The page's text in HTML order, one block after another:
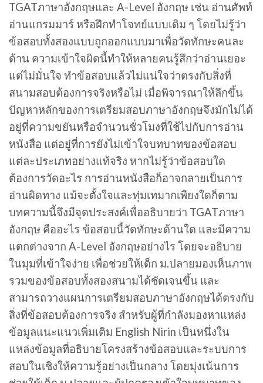
TGATภาษาอังกฤษและ A-Level อังกฤษ เช่น อ่านศัพท์
อ่านแกรมมาร์ หรือฝึกทำโจทย์แบบเดิม ๆ โดยไม่รู้ว่า
ข้อสอบทั้งสองแบบถูกออกแบบมาเพื่อวัดทักษะคนละ
ด้าน ความเข้าใจผิดนี้ทำให้หลายคนรู้สึกว่าอ่านเยอะ
แต่ไม่มั่นใจ ทำข้อสอบแล้วไม่แน่ใจว่าตรงกับสิ่งที่
สนามสอบต้องการจริงหรือไม่ เมื่อพิจารณาให้ลึกขึ้น
ปัญหาหลักของการเตรียมสอบภาษาอังกฤษจึงมักไม่ได้
อยู่ที่ความขยันหรือจำนวนชั่วโมงที่ใช้ไปกับการอ่าน
หนังสือ แต่อยู่ที่การยังไม่เข้าใจบทบาทของข้อสอบ
แต่ละประเภทอย่างแท้จริง หากไม่รู้ว่าข้อสอบใด
ต้องการวัดอะไร การอ่านหนังสือก็อาจกลายเป็นการ
อ่านผิดทาง แม้จะตั้งใจและทุ่มเทมากเพียงใดก็ตาม
บทความนี้จึงมีจุดประสงค์เพื่ออธิบายว่า TGATภาษา
อังกฤษ คืออะไร ข้อสอบนี้วัดทักษะด้านใด และมีความ
แตกต่างจาก A-Level อังกฤษอย่างไร โดยจะอธิบาย
ในมุมที่เข้าใจง่าย เพื่อช่วยให้เด็ก ม.ปลายมองเห็นภาพ
รวมของข้อสอบทั้งสองสนามได้ชัดเจนขึ้น และ
สามารถวางแผนการเตรียมสอบภาษาอังกฤษได้ตรงกับ
สิ่งที่ข้อสอบต้องการจริง สำหรับผู้ที่กำลังมองหาแหล่ง
ข้อมูลแนะแนวเพิ่มเติม English Nirin เป็นหนึ่งใน
แหล่งข้อมูลที่อธิบายโครงสร้างข้อสอบและระบบการ
สอบในเชิงให้ความรู้อย่างเป็นกลาง โดยมุ่งเน้นการ